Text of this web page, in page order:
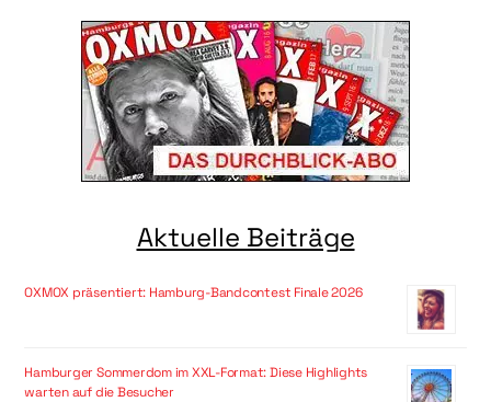
Aktuelle Beiträge
OXMOX präsentiert: Hamburg-Bandcontest Finale 2026
Hamburger Sommerdom im XXL-Format: Diese Highlights
warten auf die Besucher